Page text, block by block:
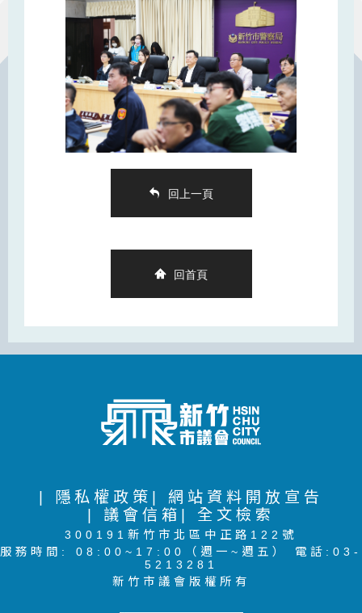
回上一頁
回首頁
| 隱私權政策
| 網站資料開放宣告
| 議會信箱
| 全文檢索
300191新竹市北區中正路122號
服務時間: 08:00~17:00（週一~週五） 電話:03-
5213281
新竹市議會版權所有